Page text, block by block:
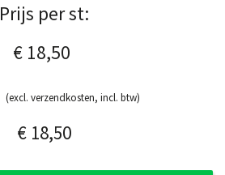
Prijs per st:
€ 18,50
(excl. verzendkosten, incl. btw)
€ 18,50